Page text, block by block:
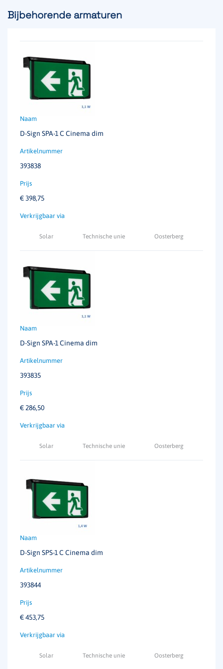
Bijbehorende armaturen
D-Sign SPA-1 C Cinema dim
393838
€ 398,75
Solar Technische unie Oosterberg
D-Sign SPA-1 Cinema dim
393835
€ 286,50
Solar Technische unie Oosterberg
D-Sign SPS-1 C Cinema dim
393844
€453,75
Solar Technische unie Oosterberg